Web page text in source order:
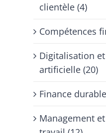
clientèle (4)
Compétences
Digitalisation
artificielle (20)
Finance
Management